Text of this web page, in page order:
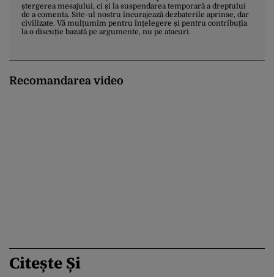
ștergerea mesajului, ci și la suspendarea temporară a dreptului
de a comenta. Site-ul nostru încurajează dezbaterile aprinse, dar
civilizate. Vă mulțumim pentru înțelegere și pentru contribuția
la o discuție bazată pe argumente, nu pe atacuri.
Recomandarea video
Citește Și